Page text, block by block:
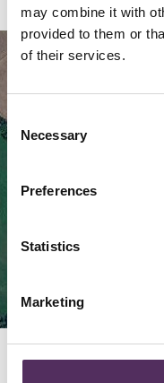
may combine it with
provided to them or
of their services.
Consent
Selection
Necessary
Preferences
Statistics
Marketing
Map Satellite